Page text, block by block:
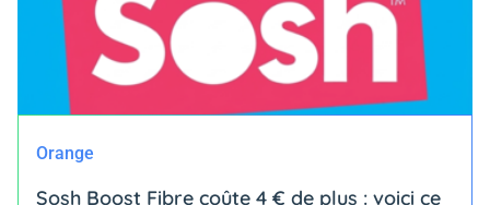
Orange
Sosh Boost Fibre coûte 4 € de plus : voici ce